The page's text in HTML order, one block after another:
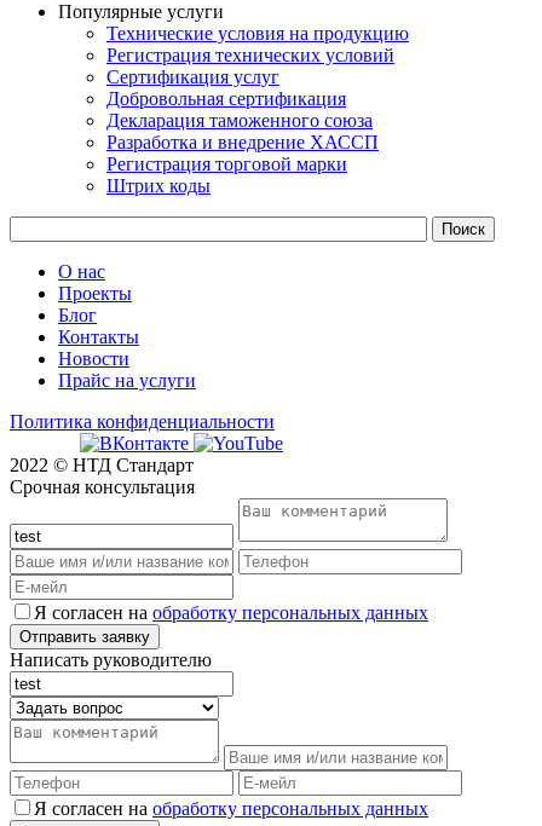
Популярные услуги
Технические условия на продукцию
Регистрация технических условий
Сертификация услуг
Добровольная сертификация
Декларация таможенного союза
Разработка и внедрение ХАССП
Регистрация торговой марки
Штрих коды
О нас
Проекты
Блог
Контакты
Новости
Прайс на услуги
Политика конфиденциальности
2022 © НТД Стандарт
Срочная консультация
Я согласен на обработку персональных данных
Написать руководителю
Я согласен на обработку персональных данных